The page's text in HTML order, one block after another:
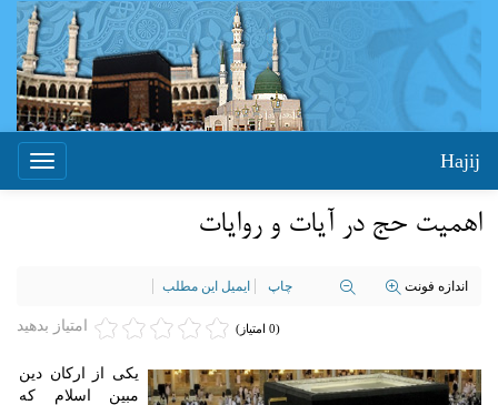
Toggle
Hajij
اهمیت حج در آیات و روایات
اندازه فونت چاپ ایمیل این مطلب
امتیاز بدهید (0 امتیاز)
یکی از ارکان دین
مبین اسلام که